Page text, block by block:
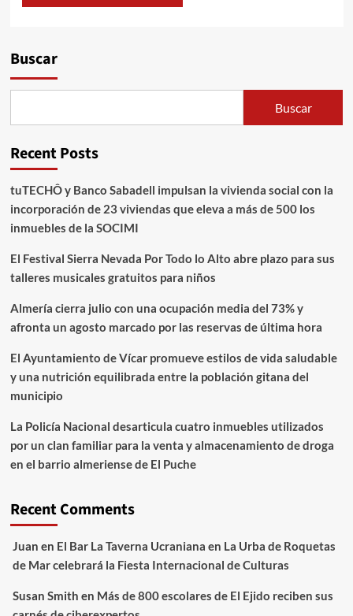
Buscar
Buscar
Recent Posts
tuTECHÔ y Banco Sabadell impulsan la vivienda social con la
incorporación de 23 viviendas que eleva a más de 500 los
inmuebles de la SOCIMI
El Festival Sierra Nevada Por Todo lo Alto abre plazo para sus
talleres musicales gratuitos para niños
Almería cierra julio con una ocupación media del 73% y
afronta un agosto marcado por las reservas de última hora
El Ayuntamiento de Vícar promueve estilos de vida saludable
y una nutrición equilibrada entre la población gitana del
municipio
La Policía Nacional desarticula cuatro inmuebles utilizados
por un clan familiar para la venta y almacenamiento de droga
en el barrio almeriense de El Puche
Recent Comments
Juan en El Bar La Taverna Ucraniana en La Urba de Roquetas
de Mar celebrará la Fiesta Internacional de Culturas
Susan Smith en Más de 800 escolares de El Ejido reciben sus